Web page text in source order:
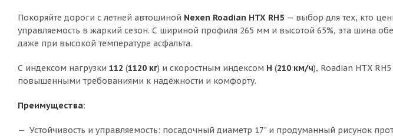
Покоряйте дороги с летней автошиной Nexen Roadian HTX RH5 — выбор для тех, кто
управляемость в жаркий сезон. С шириной профиля 265 мм и высотой 65%, эта шина
даже при высокой температуре асфальта.
С индексом нагрузки 112 (1120 кг) и скоростным индексом H (210 км/ч), Roadian HTX
повышенными требованиями к надёжности и комфорту.
Преимущества:
Устойчивость и управляемость: посадочный диаметр 17" и продуманный рисунок